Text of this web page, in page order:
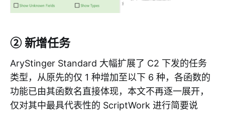
② 新增任务
AryStinger Standard 大幅扩展了 C2 下发的任务
类型，从原先的仅 1 种增加至以下 6 种，各函数的
功能已由其函数名直接体现，本文不再逐一展开，
仅对其中最具代表性的 ScriptWork 进行简要说